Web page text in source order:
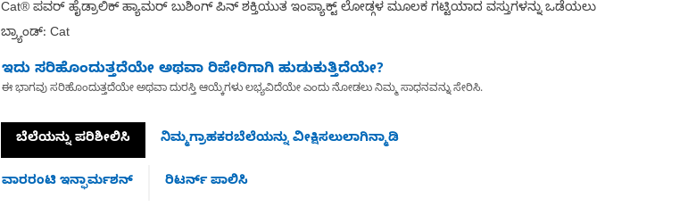
Cat® ಪವರ್ ಹೈಡ್ರಾಲಿಕ್ ಹ್ಯಾಮರ್ ಬುಶಿಂಗ್ ಪಿನ್ ಶಕ್ತಿಯುತ ಇಂಪ್ಯಾಕ್ಟ್ ಲೋಡ್ಗಳ ಮೂಲಕ ಗಟ್ಟಿಯಾದ ವಸ್ತುಗಳನ್ನು ಒಡೆಯಲು
ಬ್ರ್ಯಾಂಡ್: Cat
ಇದು ಸರಿಹೊಂದುತ್ತದೆಯೇ ಅಥವಾ ರಿಪೇರಿಗಾಗಿ ಹುಡುಕುತ್ತಿದೆಯೇ?
ಈ ಭಾಗವು ಸರಿಹೊಂದುತ್ತದೆಯೇ ಅಥವಾ ದುರಸ್ತಿ ಆಯ್ಕೆಗಳು ಲಭ್ಯವಿದೆಯೇ ಎಂದು ನೋಡಲು ನಿಮ್ಮ ಸಾಧನವನ್ನು ಸೇರಿಸಿ.
ಬೆಲೆಯನ್ನು ಪರಿಶೀಲಿಸಿ ನಿಮ್ಮಗ್ರಾಹಕರಬೆಲೆಯನ್ನು ವೀಕ್ಷಿಸಲುಲಾಗಿನ್ಮಾಡಿ
ವಾರರಂಟಿ ಇನ್ಫಾರ್ಮಶನ್ ರಿಟರ್ನ್ ಪಾಲಿಸಿ